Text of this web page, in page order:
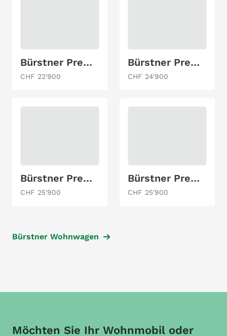
Bürstner Premio Life 425 TS
CHF 22'900
Bürstner Premio 455 TS
CHF 24'900
Bürstner Premio Life 490 TK
CHF 25'900
Bürstner Premio 460TS
CHF 25'900
Bürstner Wohnwagen
Möchten Sie Ihr Wohnmobil oder